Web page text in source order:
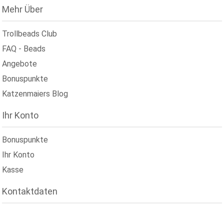
Mehr Über
Trollbeads Club
FAQ - Beads
Angebote
Bonuspunkte
Katzenmaiers Blog
Ihr Konto
Bonuspunkte
Ihr Konto
Kasse
Kontaktdaten